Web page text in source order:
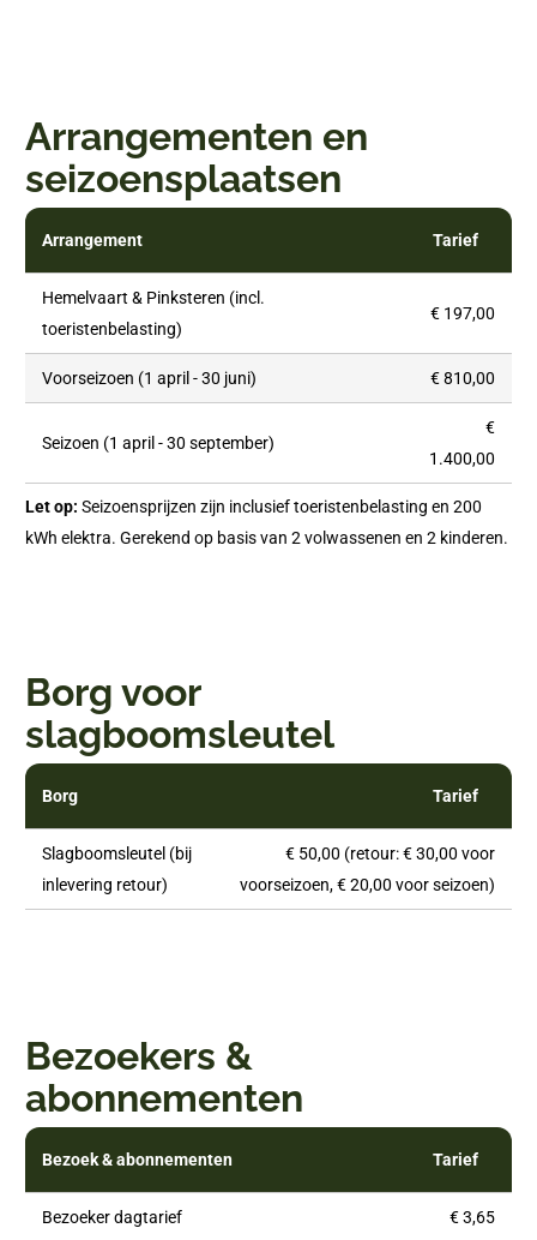
Arrangementen en
seizoensplaatsen
Arrangement Tarief
Hemelvaart & Pinksteren (incl.
toeristenbelasting)
€ 197,00
Voorseizoen (1 april - 30 juni) € 810,00
Seizoen (1 april - 30 september)
€
1.400,00
Let op: Seizoensprijzen zijn inclusief toeristenbelasting en 200
kWh elektra. Gerekend op basis van 2 volwassenen en 2 kinderen.
Borg voor
slagboomsleutel
Borg Tarief
Slagboomsleutel (bij
inlevering retour)
€ 50,00 (retour: € 30,00 voor
voorseizoen, € 20,00 voor seizoen)
Bezoekers &
abonnementen
Bezoek & abonnementen Tarief
Bezoeker dagtarief € 3,65